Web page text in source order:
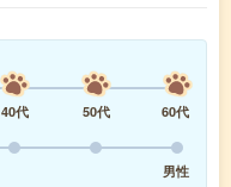
40代 50代
60代
男性